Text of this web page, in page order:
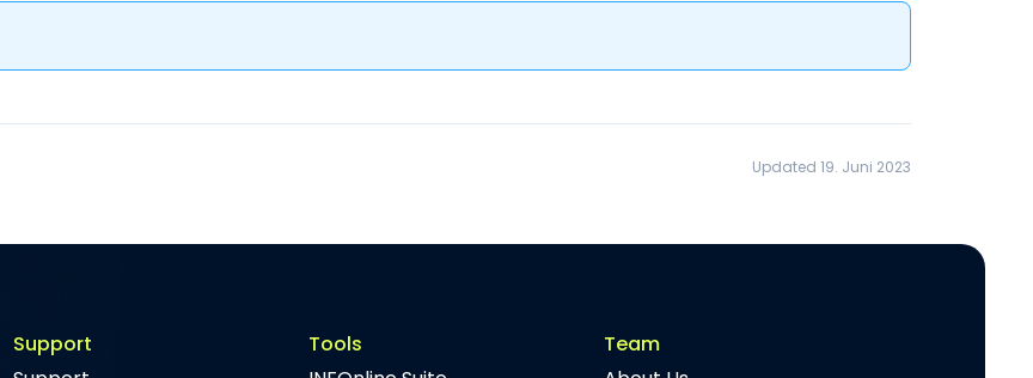
Updated 19. Juni 2023
Support
Tools
Team